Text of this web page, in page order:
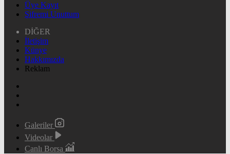
Üye Kayıt
Şifremi Unuttum
DİĞER
İletişim
Künye
Hakkımızda
Reklam
Galeriler
Videolar
Canlı Borsa